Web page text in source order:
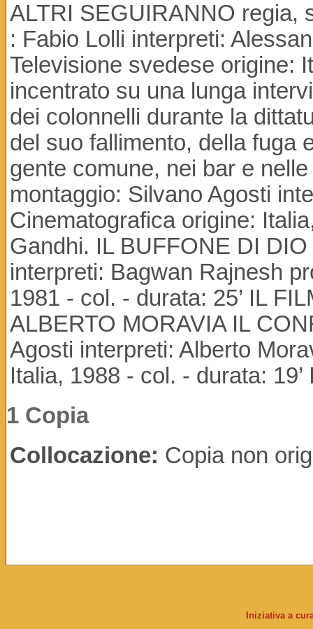
ALTRI SEGUIRANNO regia,
: Fabio Lolli interpreti:
Televisione svedese origine:
incentrato su una lunga
dei colonnelli durante la
del suo fallimento, della fuga
gente comune, nei bar e
montaggio: Silvano Agosti
Cinematografica origine:
Gandhi. IL BUFFONE DI
interpreti: Bagwan Rajnesh
1981 - col. - durata: 25’ IL
ALBERTO MORAVIA IL
Agosti interpreti: Alberto
Italia, 1988 - col. - durata:
1 Copia
Collocazione: Copia non
Iniziativa a